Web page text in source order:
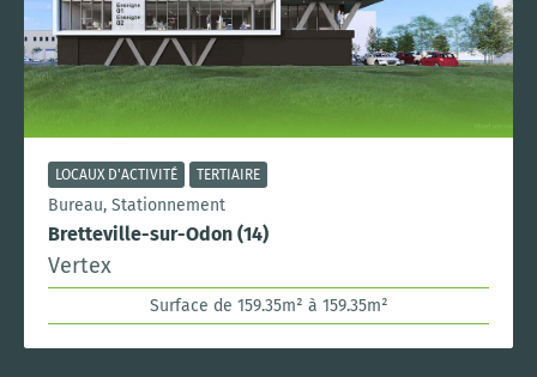
LOCAUX D'ACTIVITÉ TERTIAIRE
Bureau, Stationnement
Bretteville-sur-Odon (14)
Vertex
Surface de 159.35m² à 159.35m²